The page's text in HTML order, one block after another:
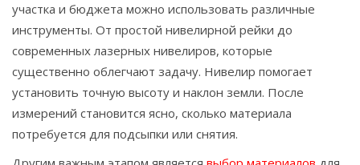
участка и бюджета можно использовать различные
инструменты. От простой нивелирной рейки до
современных лазерных нивелиров, которые
существенно облегчают задачу. Нивелир помогает
установить точную высоту и наклон земли. После
измерений становится ясно, сколько материала
потребуется для подсыпки или снятия.